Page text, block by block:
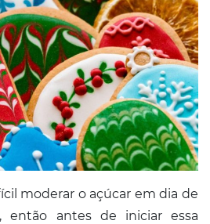
moderar o açúcar em dia de
então antes de iniciar essa